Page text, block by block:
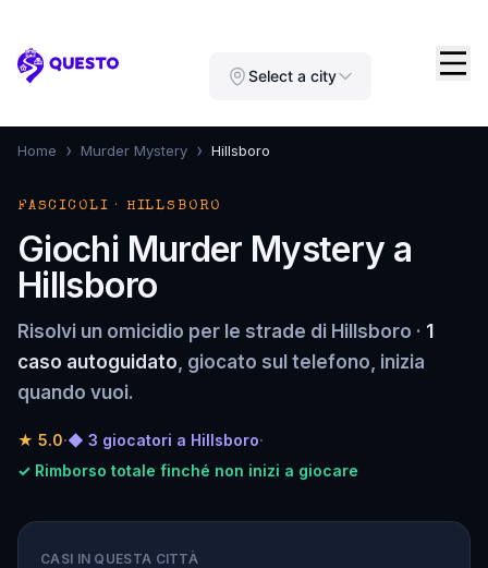
Questo Select a city
Home › Murder Mystery › Hillsboro
FASCICOLI · HILLSBORO
Giochi Murder Mystery a
Hillsboro
Risolvi un omicidio per le strade di Hillsboro · 1
caso autoguidato, giocato sul telefono, inizia
quando vuoi.
★ 5.0·◆ 3 giocatori a Hillsboro·
✓ Rimborso totale finché non inizi a giocare
CASI IN QUESTA CITTÀ